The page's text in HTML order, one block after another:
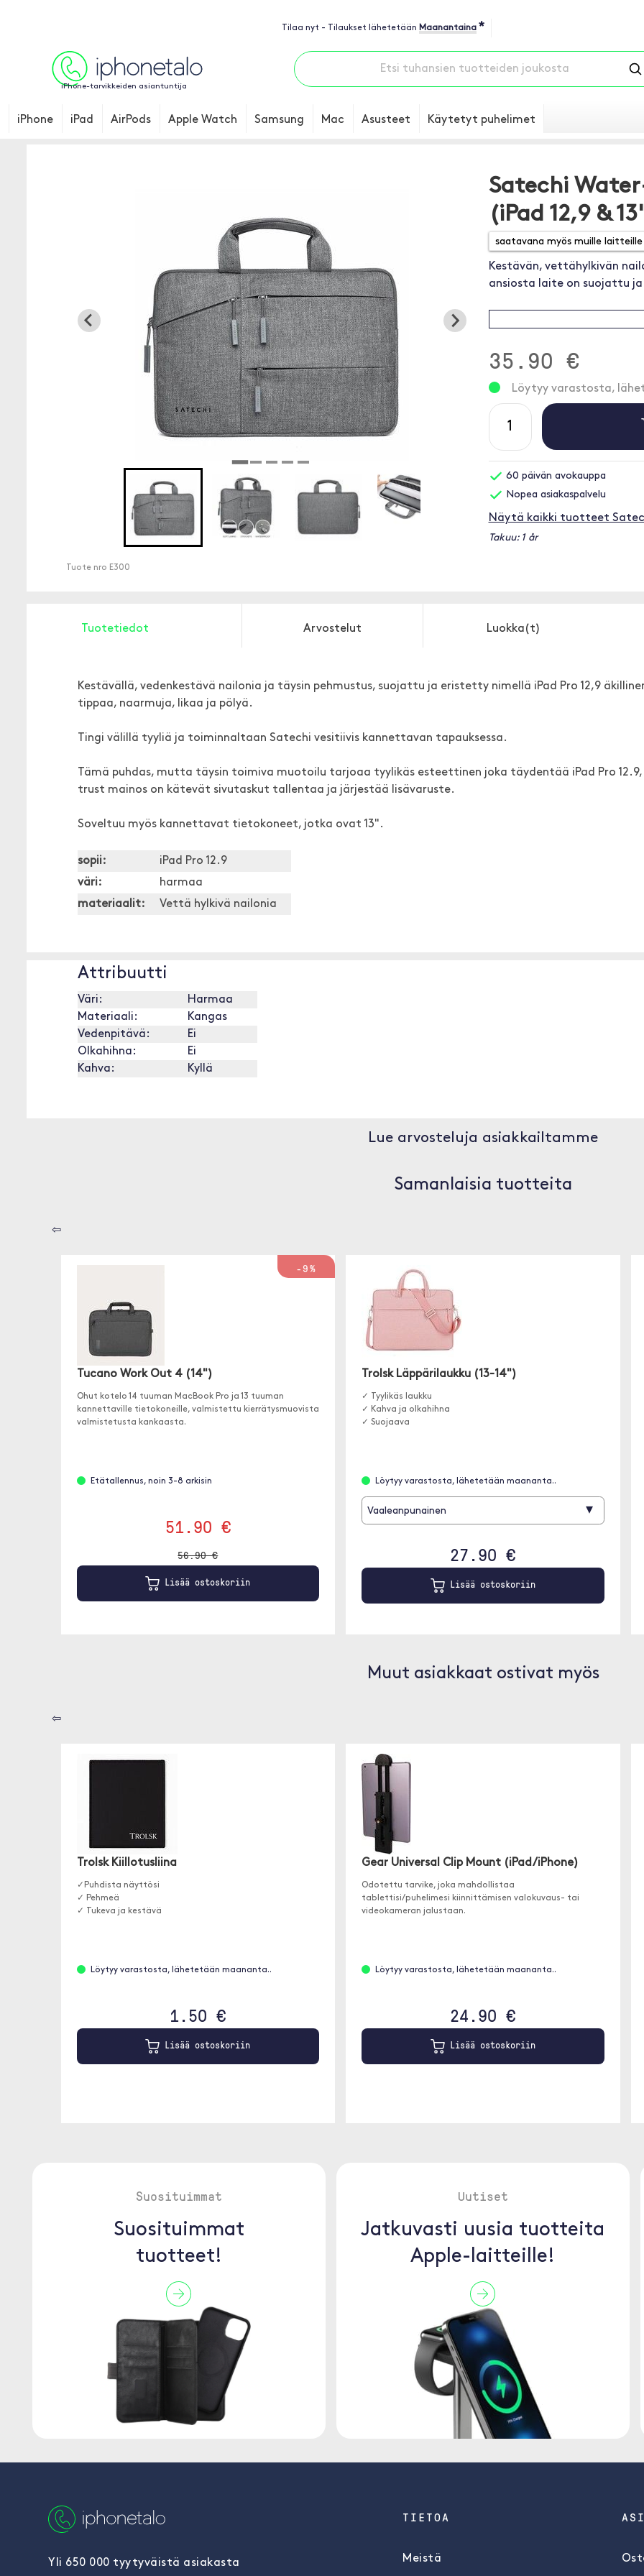
Tilaa nyt - Tilaukset lähetetään Maanantaina *
iPhone-tarvikkeiden asiantuntija
iPhone iPad AirPods Apple Watch Samsung Mac Asusteet Käytetyt puhelimet
Tuote nro E300
Satechi
(iPad 12,9 &
Kestävän, vettähylkivän
ansiosta laite on suojattu
35.90 €
Löytyy varastosta,
60 päivän avokauppa
Nopea asiakaspalvelu
Näytä kaikki tuotteet
Takuu: 1 år
Tuotetiedot Arvostelut Luokka(t)
Kestävällä, vedenkestävä nailonia ja täysin pehmustus, suojattu ja eristetty nimellä iPad Pro 12,9
tippaa, naarmuja, likaa ja pölyä.
Tingi välillä tyyliä ja toiminnaltaan Satechi vesitiivis kannettavan tapauksessa.
Tämä puhdas, mutta täysin toimiva muotoilu tarjoaa tyylikäs esteettinen joka täydentää iPad Pro 12.9,
trust mainos on kätevät sivutaskut tallentaa ja järjestää lisävaruste.
Soveltuu myös kannettavat tietokoneet, jotka ovat 13".
sopii:
iPad Pro 12.9
väri:
harmaa
materiaalit:
Vettä hylkivä nailonia
Attribuutti
Väri:
Harmaa
Materiaali:
Kangas
Vedenpitävä:
Ei
Olkahihna:
Ei
Kahva:
Kyllä
Lue arvosteluja asiakkailtamme
Samanlaisia tuotteita
⇦
-9%
Tucano Work Out 4 (14")
Ohut kotelo 14 tuuman MacBook Pro ja 13 tuuman
kannettaville tietokoneille, valmistettu kierrätysmuovista
valmistetusta kankaasta.
Etätallennus, noin 3-8 arkisin
51.90 €
56.90 €
Lisää ostoskoriin
Trolsk Läppärilaukku (13-14")
✓ Tyylikäs laukku
✓ Kahva ja olkahihna
✓ Suojaava
Löytyy varastosta, lähetetään maananta..
Vaaleanpunainen ▾
27.90 €
Lisää ostoskoriin
Muut asiakkaat ostivat myös
⇦
Trolsk Kiillotusliina
✓Puhdista näyttösi
✓ Pehmeä
✓ Tukeva ja kestävä
Löytyy varastosta, lähetetään maananta..
1.50 €
Lisää ostoskoriin
Gear Universal Clip Mount (iPad/iPhone)
Odotettu tarvike, joka mahdollistaa
tablettisi/puhelimesi kiinnittämisen valokuvaus- tai
videokameran jalustaan.
Löytyy varastosta, lähetetään maananta..
24.90 €
Lisää ostoskoriin
Suosituimmat
Suosituimmat
tuotteet!
Uutiset
Jatkuvasti uusia tuotteita
Apple-laitteille!
Yli 650 000 tyytyväistä asiakasta
TIETOA
Meistä